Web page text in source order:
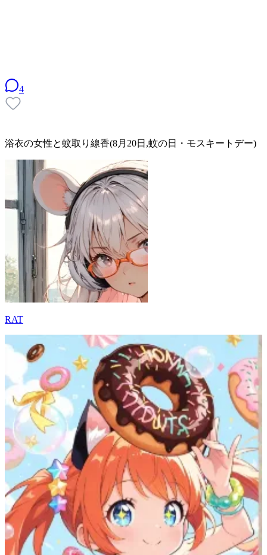
4
浴衣の女性と蚊取り線香(8月20日,蚊の日・モスキートデー)
RAT